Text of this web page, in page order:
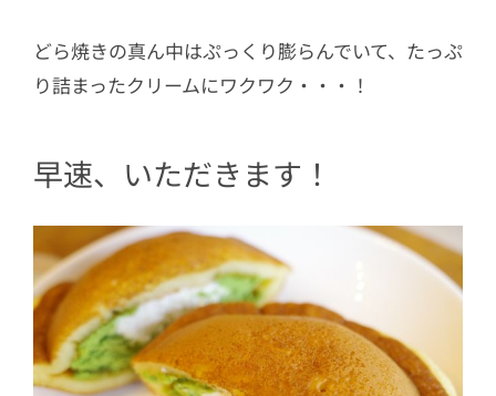
どら焼きの真ん中はぷっくり膨らんでいて、たっぷ
り詰まったクリームにワクワク・・・！
早速、いただきます！